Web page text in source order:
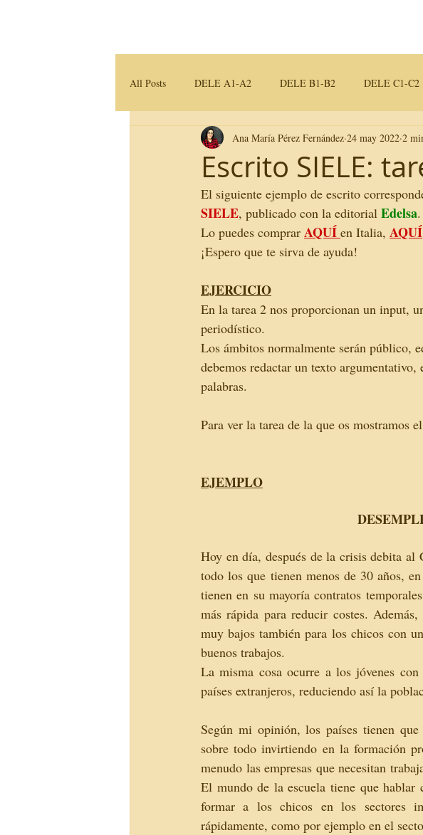
All Posts DELE A1-A2 DELE B1-B2 DELE C1-C2
Traducción e Interpretación Materiales para clase
Escrito SIELE:
Ana María Pérez Fernández 24 may 2022 2
El siguiente ejemplo de escrito
SIELE, publicado con la editorial Edelsa.
Lo puedes comprar AQUÍ en Italia, AQUÍ
¡Espero que te sirva de ayuda!
EJERCICIO
En la tarea 2 nos proporcionan un input,
periodístico.
Los ámbitos normalmente serán público,
debemos redactar un texto
palabras.
Para ver la tarea de la que os mostramos
EJEMPLO
Hoy en día, después de la crisis debita al
todo los que tienen menos de 30 años,
tienen en su mayoría contratos
más rápida para reducir costes.
muy bajos también para los chicos con
buenos trabajos.
La misma cosa ocurre a los jóvenes
países extranjeros, reduciendo así la
Según mi opinión, los países tienen que
sobre todo invirtiendo en la formación
menudo las empresas que necesitan
El mundo de la escuela tiene que hablar
formar a los chicos en los sectores
rápidamente, como por ejemplo en el